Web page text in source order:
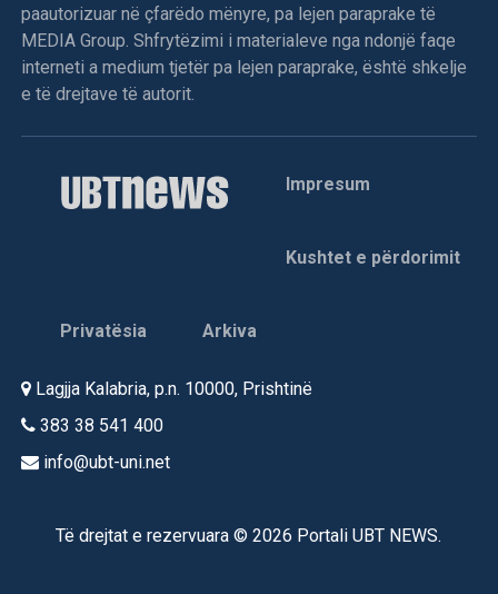
paautorizuar në çfarëdo mënyre, pa lejen paraprake të
MEDIA Group. Shfrytëzimi i materialeve nga ndonjë faqe
interneti a medium tjetër pa lejen paraprake, është shkelje
e të drejtave të autorit.
Impresum
Kushtet e përdorimit
Privatësia Arkiva
Lagjja Kalabria, p.n. 10000, Prishtinë
383 38 541 400
info@ubt-uni.net
Të drejtat e rezervuara © 2026 Portali UBT NEWS.